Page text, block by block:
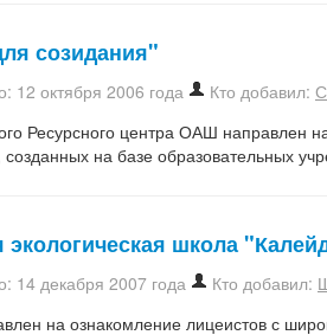
созидания"
12 октября 2006 года Кто добавил:
Ресурсного центра ОАШ направлен
созданных на базе образовательных
школа
14 декабря 2007 года Кто добавил:
на ознакомление лицеистов с